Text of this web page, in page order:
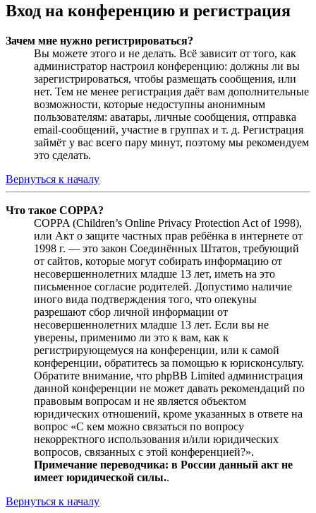
Вход на конференцию и регистрация
Зачем мне нужно регистрироваться?
Вы можете этого и не делать. Всё зависит от того, как
администратор настроил конференцию: должны ли вы
зарегистрироваться, чтобы размещать сообщения, или
нет. Тем не менее регистрация даёт вам дополнительные
возможности, которые недоступны анонимным
пользователям: аватары, личные сообщения, отправка
email-сообщений, участие в группах и т. д. Регистрация
займёт у вас всего пару минут, поэтому мы рекомендуем
это сделать.
Вернуться к началу
Что такое COPPA?
COPPA (Children’s Online Privacy Protection Act of 1998),
или Акт о защите частных прав ребёнка в интернете от
1998 г. — это закон Соединённых Штатов, требующий
от сайтов, которые могут собирать информацию от
несовершеннолетних младше 13 лет, иметь на это
письменное согласие родителей. Допустимо наличие
иного вида подтверждения того, что опекуны
разрешают сбор личной информации от
несовершеннолетних младше 13 лет. Если вы не
уверены, применимо ли это к вам, как к
регистрирующемуся на конференции, или к самой
конференции, обратитесь за помощью к юрисконсульту.
Обратите внимание, что phpBB Limited администрация
данной конференции не может давать рекомендаций по
правовым вопросам и не является объектом
юридических отношений, кроме указанных в ответе на
вопрос «С кем можно связаться по вопросу
некорректного использования и/или юридических
вопросов, связанных с этой конференцией?».
Примечание переводчика: в России данный акт не
имеет юридической силы..
Вернуться к началу